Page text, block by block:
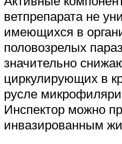
ветпрепарата не
имеющихся в
половозрелых
значительно
циркулирующих в
русле
Инспектор можно
инвазированным